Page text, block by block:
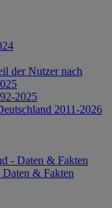
der Nutzer nach
2025
2011-2026
- Daten & Fakten
Daten & Fakten